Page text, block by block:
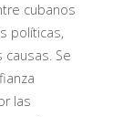
cubanos
políticas,
Se
las